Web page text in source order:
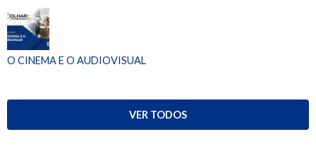
O CINEMA E O AUDIOVISUAL
VER TODOS